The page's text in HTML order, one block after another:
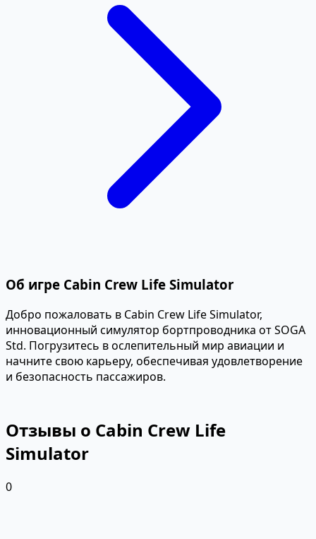
Об игре Cabin Crew Life Simulator
Добро пожаловать в Cabin Crew Life Simulator,
инновационный симулятор бортпроводника от SOGA
Std. Погрузитесь в ослепительный мир авиации и
начните свою карьеру, обеспечивая удовлетворение
и безопасность пассажиров.
Отзывы о Cabin Crew Life
Simulator
0